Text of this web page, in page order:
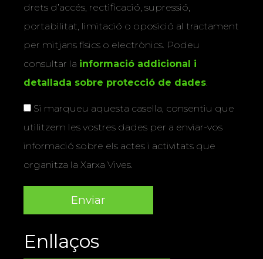
drets d’accés, rectificació, supressió,
portabilitat, limitació o oposició al tractament
per mitjans físics o electrònics. Podeu
consultar la informació addicional i
detallada sobre protecció de dades.
Si marqueu aquesta casella, consentiu que
utilitzem les vostres dades per a enviar-vos
informació sobre els actes i activitats que
organitza la Xarxa Vives.
Enllaços